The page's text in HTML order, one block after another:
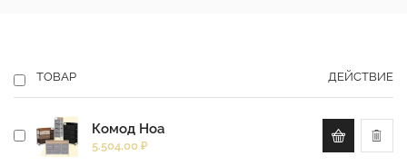
ТОВАР ДЕЙСТВИЕ
Комод Ноа
5.504,00 ₽